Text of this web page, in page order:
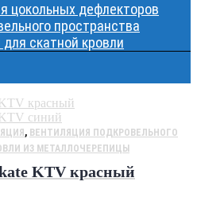
цокольных дефлекторов
пространства
скатной кровли
, ВЕНТИЛЯЦИЯ ПОДКРОВЕЛЬНОГО
ИЗ МЕТАЛЛОЧЕРЕПИЦЫ
KTV красный